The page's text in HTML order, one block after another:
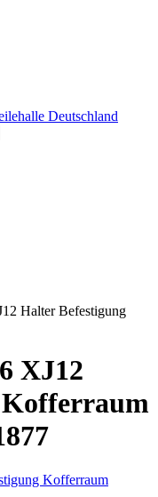
Halter Befestigung
XJ12